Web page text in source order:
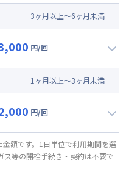
含める
3ヶ月以上～6ヶ月未満
円/回
含める
)
1 ヶ月以上～3ヶ月未満
円/回
額です。1日単位で利用期間を選
ス等の開栓手続き・契約は不要で